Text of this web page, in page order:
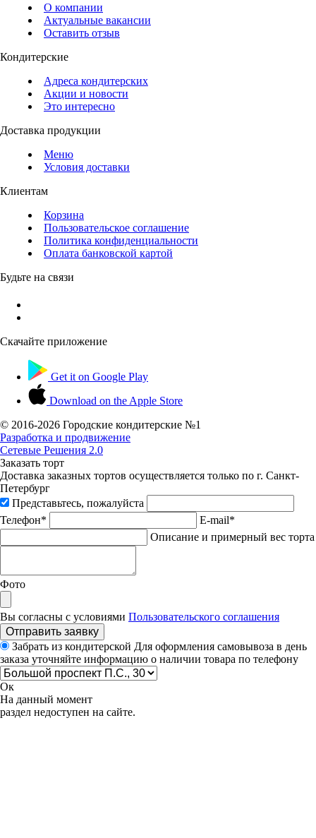
О компании
Актуальные вакансии
Оставить отзыв
Кондитерские
Адреса кондитерских
Акции и новости
Это интересно
Доставка продукции
Меню
Условия доставки
Клиентам
Корзина
Пользовательское соглашение
Политика конфиденциальности
Оплата банковской картой
Будьте на связи
Скачайте приложение
Get it on Google Play
Download on the Apple Store
© 2016-2026 Городские кондитерские №1
Разработка и продвижение
Сетевые Решения 2.0
Заказать торт
Доставка заказных тортов осуществляется только по г. Санкт-
Петербург
Представьтесь, пожалуйста
Телефон*
E-mail*
Описание и примерный вес торта
Фото
Вы согласны с условиями Пользовательского соглашения
Отправить заявку
Забрать из кондитерской Для оформления самовывоза в день
заказа уточняйте информацию о наличии товара по телефону
Ок
На данный момент
раздел недоступен на сайте.